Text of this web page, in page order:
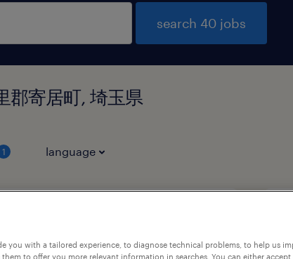
search 40 jobs
寄居町, 埼玉県
1 language
プンポジション（契約社員）
you with a tailored experience, to diagnose technical problems, to help us
them to offer you more relevant information in searches. You can either accept